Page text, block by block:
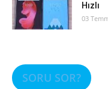
Hızlı
03
SORU SOR?